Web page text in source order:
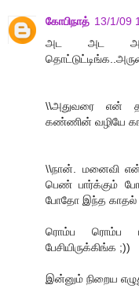
கோபிநாத் 13/1/09
அட அட
\\அதுவரை என்
கண்ணின் வழியே
\\நான். மனைவி
பெண் பார்க்கும்
போதோ இந்த காதல்
ரொம்ப ரொம்ப
பேசியிருக்கிங்க ;))
இன்னும் நிறைய